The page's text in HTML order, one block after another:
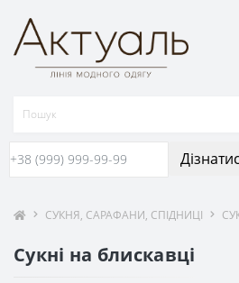
СУКНЯ, САРАФАНИ, СПIДНИЦI
Сукні на блискавці